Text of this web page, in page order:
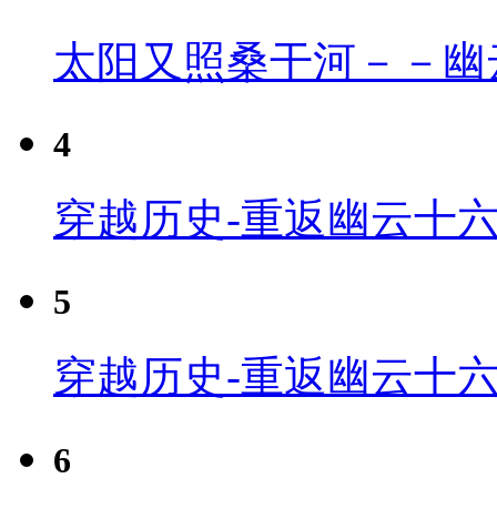
太阳又照桑干河－－
4
穿越历史-重返幽云十
5
穿越历史-重返幽云十
6